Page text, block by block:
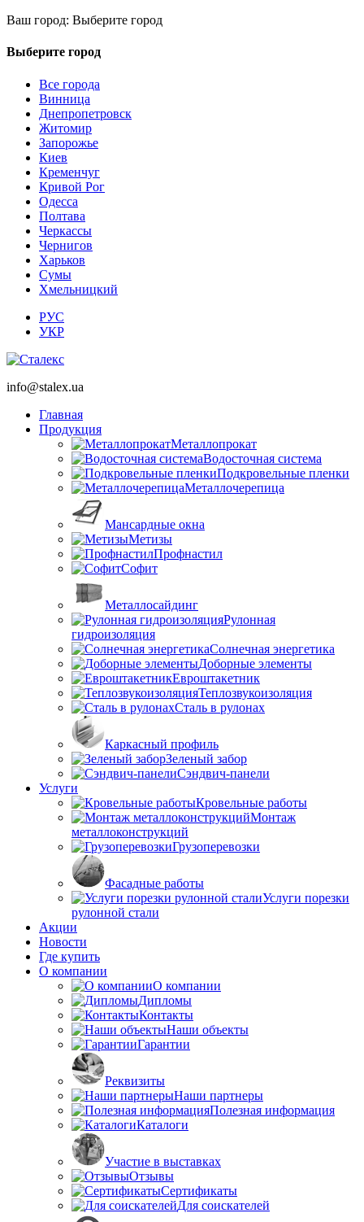
Ваш город: Выберите город
Выберите город
Все города
Винница
Днепропетровск
Житомир
Запорожье
Киев
Кременчуг
Кривой Рог
Одесса
Полтава
Черкассы
Чернигов
Харьков
Сумы
Хмельницкий
РУС
УКР
info@stalex.ua
Главная
Продукция
Металлопрокат
Водосточная система
Подкровельные пленки
Металлочерепица
Мансардные окна
Метизы
Профнастил
Софит
Металлосайдинг
Рулонная
гидроизоляция
Солнечная энергетика
Доборные элементы
Евроштакетник
Теплозвукоизоляция
Сталь в рулонах
Каркасный профиль
Зеленый забор
Сэндвич-панели
Услуги
Кровельные работы
Монтаж
металлоконструкций
Грузоперевозки
Фасадные работы
Услуги порезки
рулонной стали
Акции
Новости
Где купить
О компании
О компании
Дипломы
Контакты
Наши объекты
Гарантии
Реквизиты
Наши партнеры
Полезная информация
Каталоги
Участие в выставках
Отзывы
Сертификаты
Для соискателей